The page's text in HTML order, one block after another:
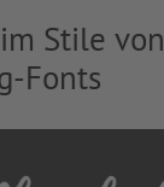
Stile von
Fonts